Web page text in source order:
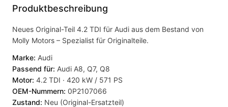
Produktbeschreibung
Neues Original-Teil 4.2 TDI für Audi aus dem Bestand von
Molly Motors – Spezialist für Originalteile.
Marke: Audi
Passend für: Audi A8, Q7, Q8
Motor: 4.2 TDI · 420 kW / 571 PS
OEM-Nummern: 0P2107066
Zustand: Neu (Original-Ersatzteil)